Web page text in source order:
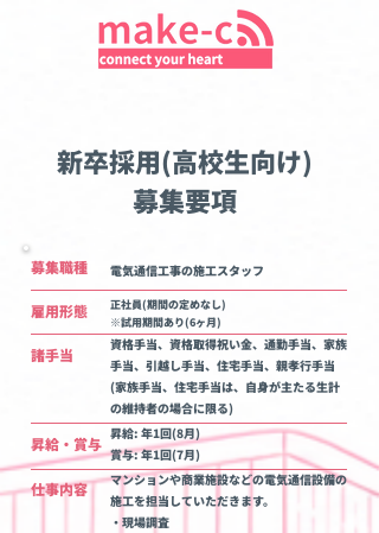
新卒採用(高校生向け)
募集要項
​募集職種 電気通信工事の施工スタッフ
雇用形態
正社員(期間の定めなし)
​※試用期間あり(6ヶ月)
諸手当
資格手当、資格取得祝い金、通勤手当、家族
手当、引越し手当、住宅手当、親孝行手当
​(家族手当、住宅手当は、自身が主たる生計
の維持者の場合に限る)
昇給・賞与
昇給: 年1回(8月)
賞与: 年1回(7月)
​仕事内容
マンションや商業施設などの電気通信設備の
施工を担当していただきます。
・現場調査